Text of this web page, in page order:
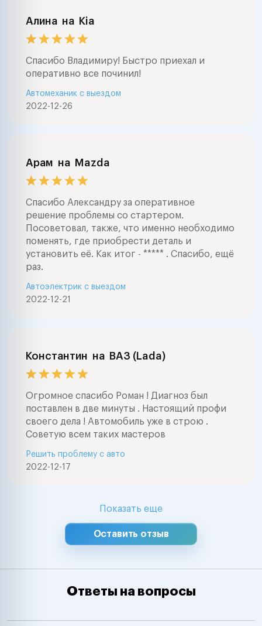
Алина на Kia
Спасибо Владимиру! Быстро приехал и
оперативно все починил!
2022-12-26
Автомеханик с выездом
Арам на Mazda
Спасибо Александру за оперативное
решение проблемы со стартером.
Посоветовал, также, что именно необходимо
поменять, где приобрести деталь и
установить её. Как итог - ***** . Спасибо, ещё
раз.
2022-12-21
Автоэлектрик с выездом
Константин на ВАЗ (Lada)
Огромное спасибо Роман ! Диагноз был
поставлен в две минуты . Настоящий профи
своего дела ! Автомобиль уже в строю .
Советую всем таких мастеров
2022-12-17
Решить проблему с авто
Показать еще
Оставить отзыв
Ответы на вопросы